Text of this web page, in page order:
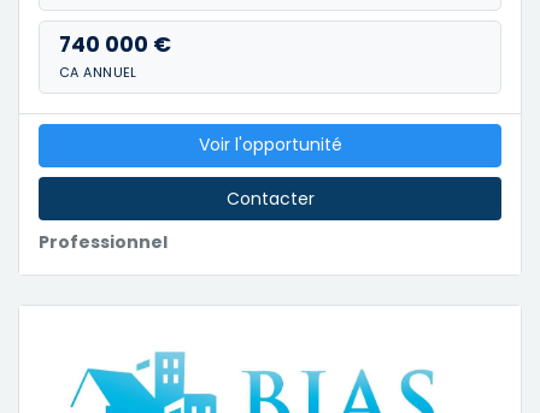
740 000 €
CA ANNUEL
Professionnel
Voir l'opportunité
Contacter